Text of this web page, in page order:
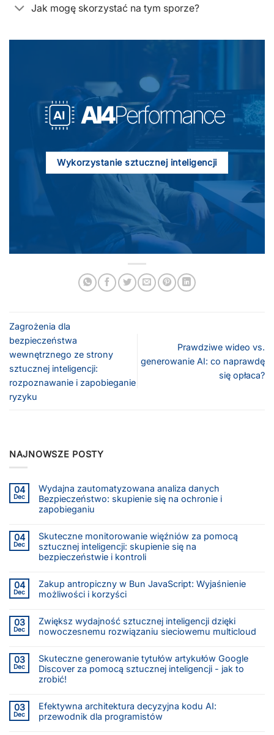
Jak mogę skorzystać na tym sporze?
Wykorzystanie sztucznej inteligencji
Zagrożenia dla
bezpieczeństwa
wewnętrznego ze strony
sztucznej inteligencji:
rozpoznawanie i zapobieganie
ryzyku
Prawdziwe wideo vs.
generowanie AI: co naprawdę
się opłaca?
NAJNOWSZE POSTY
04
Dec
Wydajna zautomatyzowana analiza danych
Bezpieczeństwo: skupienie się na ochronie i
zapobieganiu
04
Dec
Skuteczne monitorowanie więźniów za pomocą
sztucznej inteligencji: skupienie się na
bezpieczeństwie i kontroli
04
Dec
Zakup antropiczny w Bun JavaScript: Wyjaśnienie
możliwości i korzyści
03
Dec
Zwiększ wydajność sztucznej inteligencji dzięki
nowoczesnemu rozwiązaniu sieciowemu multicloud
03
Dec
Skuteczne generowanie tytułów artykułów Google
Discover za pomocą sztucznej inteligencji - jak to
zrobić!
03
Dec
Efektywna architektura decyzyjna kodu AI:
przewodnik dla programistów